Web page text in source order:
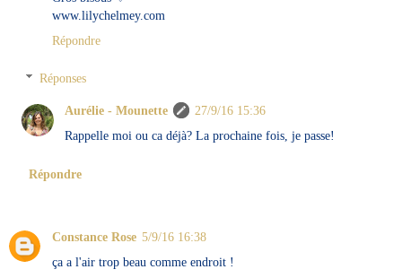
www.lilychelmey.com
Répondre
Réponses
Aurélie - Mounette
27/9/16 15:36
Rappelle moi ou ca déjà? La prochaine fois, je passe!
Répondre
Constance Rose 5/9/16 16:38
ça a l'air trop beau comme endroit !